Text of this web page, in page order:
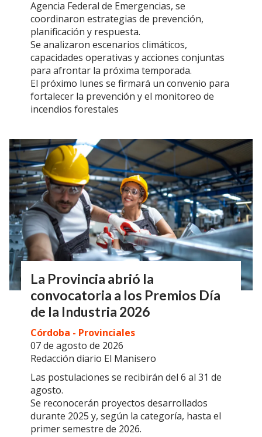
Agencia Federal de Emergencias, se
coordinaron estrategias de prevención,
planificación y respuesta.
Se analizaron escenarios climáticos,
capacidades operativas y acciones conjuntas
para afrontar la próxima temporada.
El próximo lunes se firmará un convenio para
fortalecer la prevención y el monitoreo de
incendios forestales
La Provincia abrió la
convocatoria a los Premios Día
de la Industria 2026
Redacción diario El Manisero
Córdoba - Provinciales
07 de agosto de 2026
Las postulaciones se recibirán del 6 al 31 de
agosto.
Se reconocerán proyectos desarrollados
durante 2025 y, según la categoría, hasta el
primer semestre de 2026.